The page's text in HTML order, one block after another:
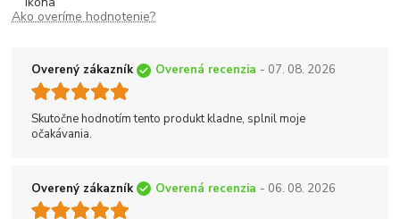
Ako overíme hodnotenie?
Overený zákazník Overená recenzia - 07. 08. 2026
Skutočne hodnotím tento produkt kladne, splnil moje
očakávania.
Overený zákazník Overená recenzia - 06. 08. 2026